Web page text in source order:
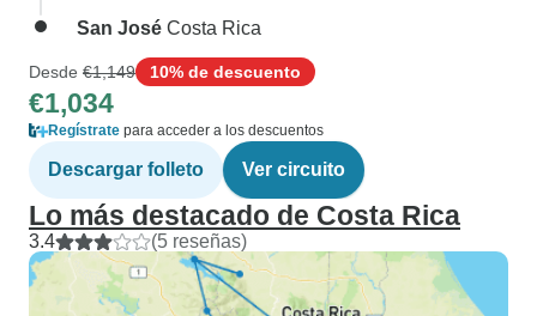
San José Costa Rica
Desde €1,149 10% de descuento
€1,034
Regístrate para acceder a los descuentos
Descargar folleto Ver circuito
Lo más destacado de Costa Rica
3.4 (5 reseñas)